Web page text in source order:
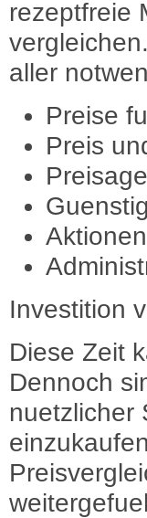
rezeptfreie
aller
Preise
Preis
Investition
Diese Zeit
Dennoch
nuetzlicher